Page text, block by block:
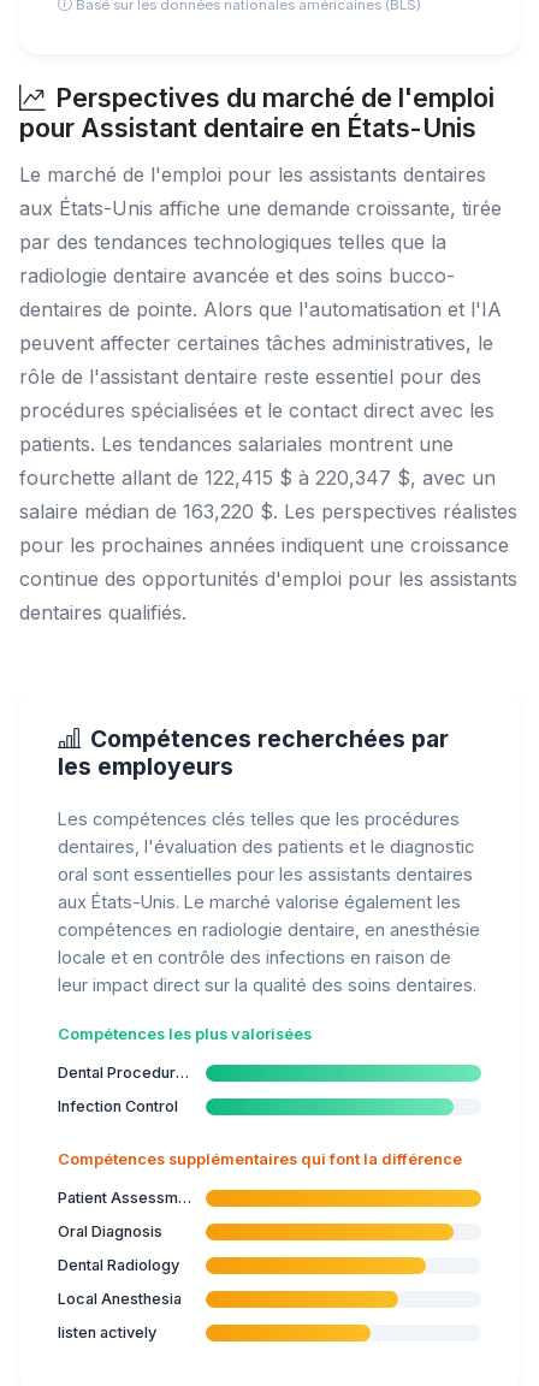
Basé sur les données nationales américaines (BLS)
Perspectives du marché de l'emploi
pour Assistant dentaire en États-Unis
Le marché de l'emploi pour les assistants dentaires
aux États-Unis affiche une demande croissante, tirée
par des tendances technologiques telles que la
radiologie dentaire avancée et des soins bucco-
dentaires de pointe. Alors que l'automatisation et l'IA
peuvent affecter certaines tâches administratives, le
rôle de l'assistant dentaire reste essentiel pour des
procédures spécialisées et le contact direct avec les
patients. Les tendances salariales montrent une
fourchette allant de 122,415 $ à 220,347 $, avec un
salaire médian de 163,220 $. Les perspectives réalistes
pour les prochaines années indiquent une croissance
continue des opportunités d'emploi pour les assistants
dentaires qualifiés.
Compétences recherchées par
les employeurs
Les compétences clés telles que les procédures
dentaires, l'évaluation des patients et le diagnostic
oral sont essentielles pour les assistants dentaires
aux États-Unis. Le marché valorise également les
compétences en radiologie dentaire, en anesthésie
locale et en contrôle des infections en raison de
leur impact direct sur la qualité des soins dentaires.
Compétences les plus valorisées
Dental Procedures Assistance
Infection Control
Compétences supplémentaires qui font la différence
Patient Assessment
Oral Diagnosis
Dental Radiology
Local Anesthesia
listen actively